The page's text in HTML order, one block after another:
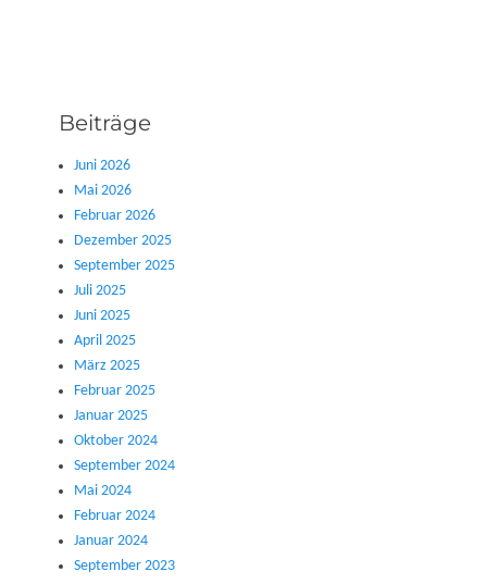
Beiträge
Juni 2026
Mai 2026
Februar 2026
Dezember 2025
September 2025
Juli 2025
Juni 2025
April 2025
März 2025
Februar 2025
Januar 2025
Oktober 2024
September 2024
Mai 2024
Februar 2024
Januar 2024
September 2023